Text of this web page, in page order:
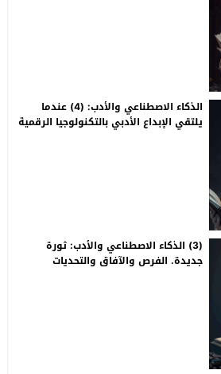
الذكاء الاصطناعي والأدب: (4) عندما
يلتقي الإبداع الأدبي بالتكنولوجيا الرقمية
(3) الذكاء الاصطناعي والأدب: ثورة
جديدة. الفرص والآفاق والتحديات